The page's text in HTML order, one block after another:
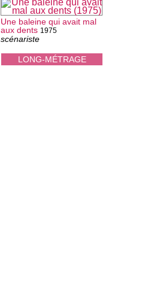
LONG-MÉTRAGE
Une baleine qui avait mal
aux dents 1975
scénariste